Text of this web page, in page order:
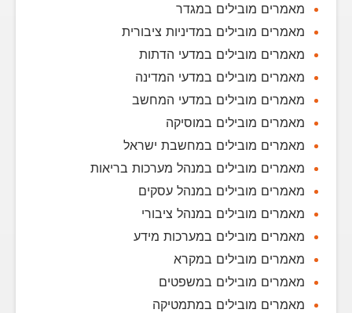
מאמרים מובילים במגדר
מאמרים מובילים במדיניות ציבורית
מאמרים מובילים במדעי הדתות
מאמרים מובילים במדעי המדינה
מאמרים מובילים במדעי המחשב
מאמרים מובילים במוסיקה
מאמרים מובילים במחשבת ישראל
מאמרים מובילים במנהל מערכות בריאות
מאמרים מובילים במנהל עסקים
מאמרים מובילים במנהל ציבורי
מאמרים מובילים במערכות מידע
מאמרים מובילים במקרא
מאמרים מובילים במשפטים
מאמרים מובילים במתמטיקה